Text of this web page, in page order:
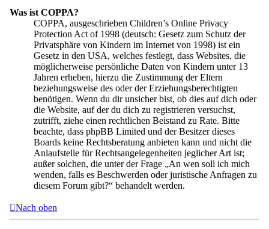
Was ist COPPA?
COPPA, ausgeschrieben Children’s Online Privacy
Protection Act of 1998 (deutsch: Gesetz zum Schutz der
Privatsphäre von Kindern im Internet von 1998) ist ein
Gesetz in den USA, welches festlegt, dass Websites, die
möglicherweise persönliche Daten von Kindern unter 13
Jahren erheben, hierzu die Zustimmung der Eltern
beziehungsweise des oder der Erziehungsberechtigten
benötigen. Wenn du dir unsicher bist, ob dies auf dich oder
die Website, auf der du dich zu registrieren versuchst,
zutrifft, ziehe einen rechtlichen Beistand zu Rate. Bitte
beachte, dass phpBB Limited und der Besitzer dieses
Boards keine Rechtsberatung anbieten kann und nicht die
Anlaufstelle für Rechtsangelegenheiten jeglicher Art ist;
außer solchen, die unter der Frage „An wen soll ich mich
wenden, falls es Beschwerden oder juristische Anfragen zu
diesem Forum gibt?“ behandelt werden.
Nach oben